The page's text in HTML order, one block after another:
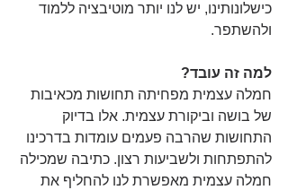
כישלונותינו, יש לנו יותר מוטיבציה ללמוד
ולהשתפר.
למה זה עובד?
חמלה עצמית מפחיתה תחושות מכאיבות
של בושה וביקורת עצמית. אלו בדיוק
התחושות שהרבה פעמים עומדות בדרכינו
להתפתחות ולשביעות רצון. כתיבה שמכילה
חמלה עצמית מאפשרת לנו להחליף את